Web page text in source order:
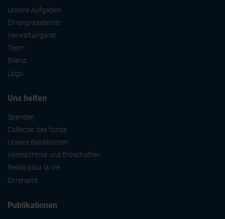
Unsere Aufgaben
Ehrenpräsidentin
Verwaltungsrat
Team
Bilanz
Logo
Uns helfen
Spenden
Collecter des fonds
Unsere Bankkonten
Vermächtnis und Erbschaften
Relais pour la Vie
Ehrenamt
Publikationen